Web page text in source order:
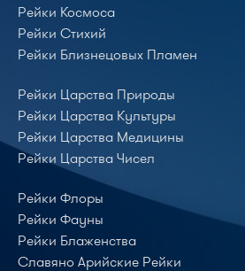
Рейки Космоса
Рейки Стихий
Рейки Близнецовых Пламен
Рейки Царства Природы
Рейки Царства Культуры
Рейки Царства Медицины
Рейки Царства Чисел
Рейки Флоры
Рейки Фауны
Рейки Блаженства
Славяно Арийские Рейки